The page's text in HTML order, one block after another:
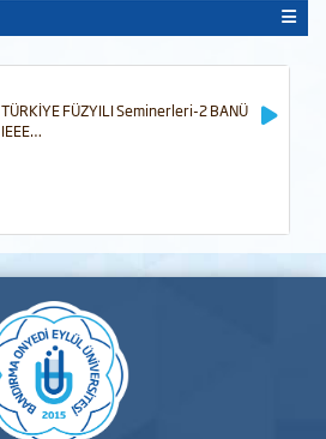
TÜRKİYE FÜZYILI Seminerleri-2 BANÜ
IEEE…